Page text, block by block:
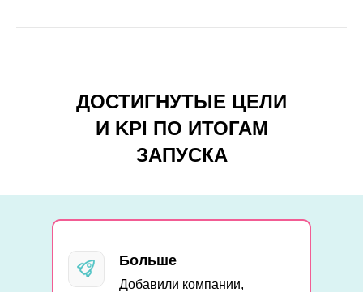
ДОСТИГНУТЫЕ ЦЕЛИ
И KPI ПО ИТОГАМ
ЗАПУСКА
Больше
Добавили компании,